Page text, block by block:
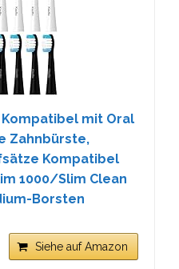
mit Oral
Zahnbürste,
Kompatibel
1000/Slim Clean
Borsten
Siehe auf Amazon